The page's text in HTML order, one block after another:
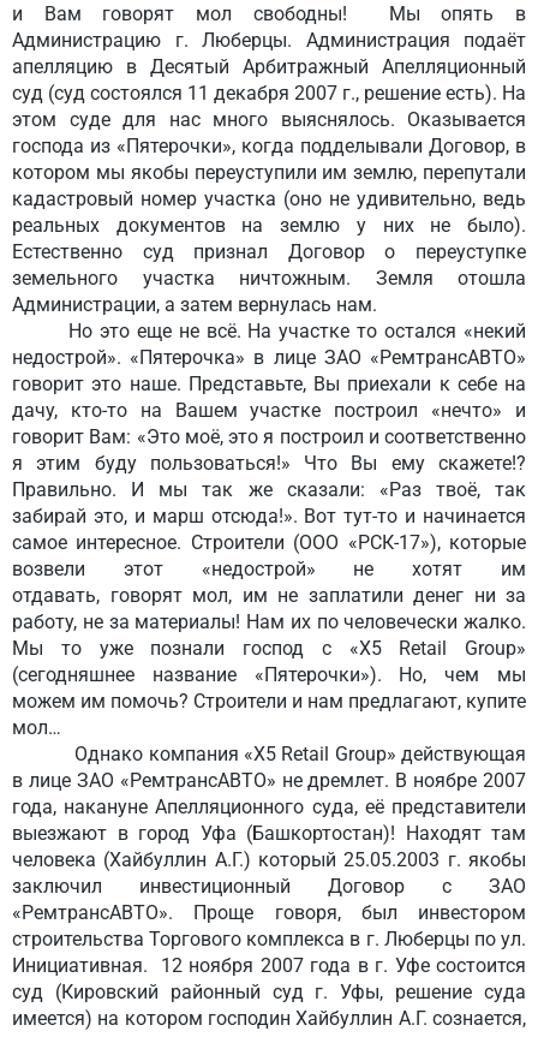
и Вам говорят мол свободны! Мы опять в
Администрацию г. Люберцы. Администрация подаёт
апелляцию в Десятый Арбитражный Апелляционный
суд (суд состоялся 11 декабря 2007 г., решение есть). На
этом суде для нас много выяснялось. Оказывается
господа из «Пятерочки», когда подделывали Договор, в
котором мы якобы переуступили им землю, перепутали
кадастровый номер участка (оно не удивительно, ведь
реальных документов на землю у них не было).
Естественно суд признал Договор о переуступке
земельного участка ничтожным. Земля отошла
Администрации, а затем вернулась нам.
Но это еще не всё. На участке то остался «некий
недострой». «Пятерочка» в лице ЗАО «РемтрансАВТО»
говорит это наше. Представьте, Вы приехали к себе на
дачу, кто-то на Вашем участке построил «нечто» и
говорит Вам: «Это моё, это я построил и соответственно
я этим буду пользоваться!» Что Вы ему скажете!?
Правильно. И мы так же сказали: «Раз твоё, так
забирай это, и марш отсюда!». Вот тут-то и начинается
самое интересное. Строители (ООО «РСК-17»), которые
возвели этот «недострой» не хотят им
отдавать, говорят мол, им не заплатили денег ни за
работу, не за материалы! Нам их по человечески жалко.
Мы то уже познали господ с «Х5 Retail Group»
(сегодняшнее название «Пятерочки»). Но, чем мы
можем им помочь? Строители и нам предлагают, купите
мол…
Однако компания «Х5 Retail Group» действующая
в лице ЗАО «РемтрансАВТО» не дремлет. В ноябре 2007
года, накануне Апелляционного суда, её представители
выезжают в город Уфа (Башкортостан)! Находят там
человека (Хайбуллин А.Г.) который 25.05.2003 г. якобы
заключил инвестиционный Договор с ЗАО
«РемтрансАВТО». Проще говоря, был инвестором
строительства Торгового комплекса в г. Люберцы по ул.
Инициативная. 12 ноября 2007 года в г. Уфе состоится
суд (Кировский районный суд г. Уфы, решение суда
имеется) на котором господин Хайбуллин А.Г. сознается,